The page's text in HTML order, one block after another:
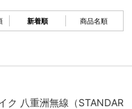
新着順 商品名順
ク 八重洲無線（STANDAR